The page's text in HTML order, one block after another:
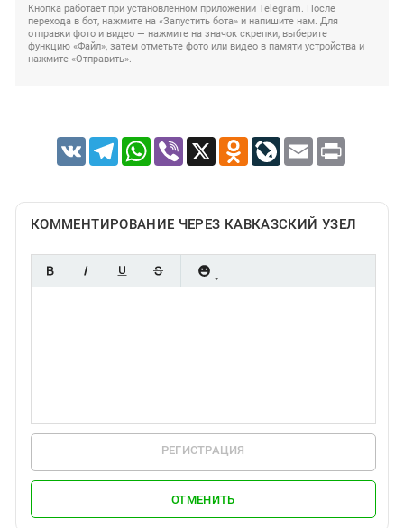
Кнопка работает при установленном приложении Telegram. После
перехода в бот, нажмите на «Запустить бота» и напишите нам. Для
отправки фото и видео — нажмите на значок скрепки, выберите
функцию «Файл», затем отметьте фото или видео в памяти устройства и
нажмите «Отправить».
VK TelegramWhatsApp
Viber X Odnoklassniki
LiveJournal
Email Print
КОММЕНТИРОВАНИЕ ЧЕРЕЗ КАВКАЗСКИЙ УЗЕЛ
РЕГИСТРАЦИЯ
ОТМЕНИТЬ